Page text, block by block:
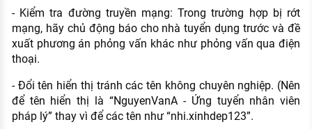
- Kiểm tra đường truyền mạng: Trong trường hợp bị rớt
mạng, hãy chủ động báo cho nhà tuyển dụng trước và đề
xuất phương án phỏng vấn khác như phỏng vấn qua điện
thoại.
- Đổi tên hiển thị tránh các tên không chuyên nghiệp. (Nên
để tên hiển thị là “NguyenVanA - Ứng tuyển nhân viên
pháp lý” thay vì để các tên như “nhi.xinhdep123”.